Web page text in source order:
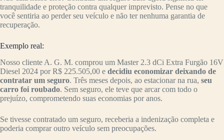
tranquilidade e proteção contra qualquer imprevisto. Pense no que
você sentiria ao perder seu veículo e não ter nenhuma garantia de
recuperação.
Exemplo real:
Nosso cliente A. G. M. comprou um Master 2.3 dCi Extra Furgão 16V
Diesel 2024 por R$ 225.505,00 e decidiu economizar deixando de
contratar um seguro. Três meses depois, ao estacionar na rua, seu
carro foi roubado. Sem seguro, ele teve que arcar com todo o
prejuízo, comprometendo suas economias por anos.
Se tivesse contratado um seguro, receberia a indenização completa e
poderia comprar outro veículo sem preocupações.